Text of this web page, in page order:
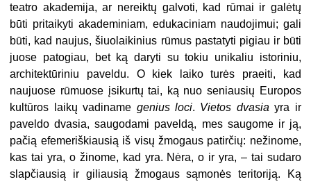
teatro akademija, ar nereiktų galvoti, kad rūmai ir galėtų
būti pritaikyti akademiniam, edukaciniam naudojimui; gali
būti, kad naujus, šiuolaikinius rūmus pastatyti pigiau ir būti
juose patogiau, bet ką daryti su tokiu unikaliu istoriniu,
architektūriniu paveldu. O kiek laiko turės praeiti, kad
naujuose rūmuose įsikurtų tai, ką nuo seniausių Europos
kultūros laikų vadiname genius loci. Vietos dvasiayra ir
paveldo dvasia, saugodami paveldą, mes saugome ir ją,
pačią efemeriškiausią iš visų žmogaus patirčių: nežinome,
kas tai yra, o žinome, kad yra. Nėra, o ir yra, – tai sudaro
slapčiausią ir giliausią žmogaus sąmonės teritoriją. Ką